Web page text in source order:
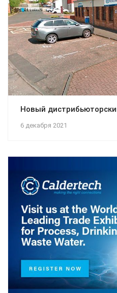
6 декабря 2021
Новый